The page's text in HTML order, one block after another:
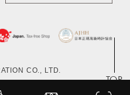
TOP
CO., LTD.